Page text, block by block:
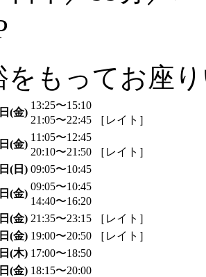
をもってお座
(金)
13:25〜15:10
21:05〜22:45 ［レイト］
(金)
11:05〜12:45
20:10〜21:50 ［レイト］
(日) 09:05〜10:45
(金)
09:05〜10:45
14:40〜16:20
(金) 21:35〜23:15 ［レイト］
(金) 19:00〜20:50 ［レイト］
(木) 17:00〜18:50
(金) 18:15〜20:00